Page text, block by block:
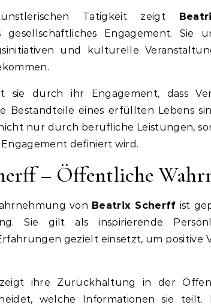
Tätigkeit zeigt
gesellschaftliches Engagement. Sie
und kulturelle
sie durch ihr Engagement, dass
Bestandteile eines erfüllten Lebens
nur durch berufliche Leistungen,
definiert wird.
– Öffentliche
von Beatrix Scherff ist
Sie gilt als inspirierende
gezielt einsetzt, um positive
ihre Zurückhaltung in der
welche Informationen sie teilt.